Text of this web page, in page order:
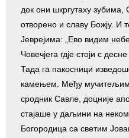
док они шкргутаху
отворено и славу Божју. И
Јеврејима: „Ево видим
Човечјега гдје стоји с
Тада га пакосници
камењем. Међу
сродник Савле, доцније
стајаше у даљини на
Богородица са светим